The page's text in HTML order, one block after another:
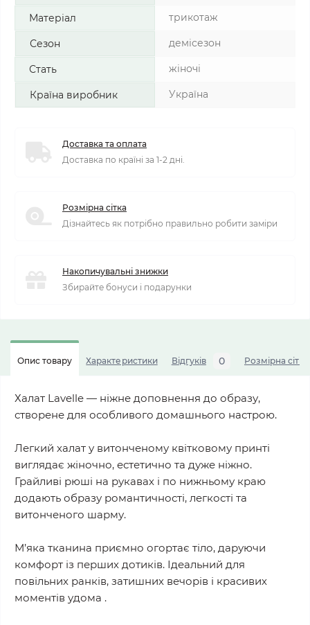
Матеріал трикотаж
Сезон демісезон
Стать жіночі
Країна виробник Україна
Доставка та оплата
Доставка по країні за 1-2 дні.
Розмірна сітка
Дізнайтесь як потрібно правильно робити заміри
Накопичувальні знижки
Збирайте бонуси і подарунки
Опис товару Характеристики Відгуків 0 Розмірна сітка
Халат Lavelle — ніжне доповнення до образу,
створене для особливого домашнього настрою.
Легкий халат у витонченому квітковому принті
виглядає жіночно, естетично та дуже ніжно.
Грайливі рюші на рукавах і по нижньому краю
додають образу романтичності, легкості та
витонченого шарму.
М’яка тканина приємно огортає тіло, даруючи
комфорт із перших дотиків. Ідеальний для
повільних ранків, затишних вечорів і красивих
моментів удома .